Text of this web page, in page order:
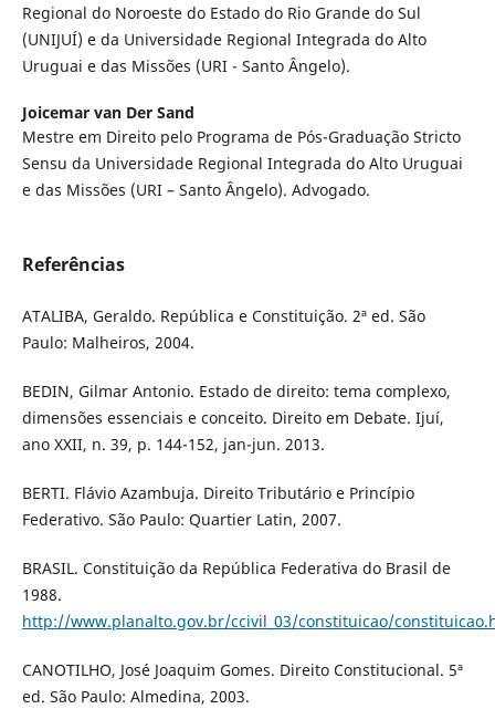
Regional do Noroeste do Estado do Rio Grande do Sul
(UNIJUÍ) e da Universidade Regional Integrada do Alto
Uruguai e das Missões (URI - Santo Ângelo).
Joicemar van Der Sand
Mestre em Direito pelo Programa de Pós-Graduação Stricto
Sensu da Universidade Regional Integrada do Alto Uruguai
e das Missões (URI – Santo Ângelo). Advogado.
Referências
ATALIBA, Geraldo. República e Constituição. 2ª ed. São
Paulo: Malheiros, 2004.
BEDIN, Gilmar Antonio. Estado de direito: tema complexo,
dimensões essenciais e conceito. Direito em Debate. Ijuí,
ano XXII, n. 39, p. 144-152, jan-jun. 2013.
BERTI. Flávio Azambuja. Direito Tributário e Princípio
Federativo. São Paulo: Quartier Latin, 2007.
BRASIL. Constituição da República Federativa do Brasil de
1988.
http://www.planalto.gov.br/ccivil_03/constituicao/
CANOTILHO, José Joaquim Gomes. Direito Constitucional. 5ª
ed. São Paulo: Almedina, 2003.